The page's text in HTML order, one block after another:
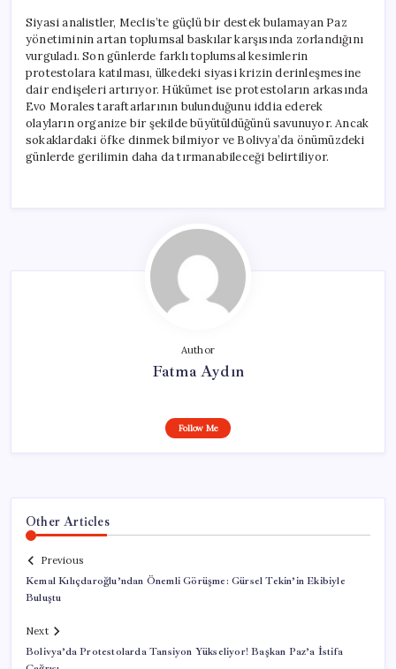
Siyasi analistler, Meclis’te güçlü bir destek bulamayan Paz
yönetiminin artan toplumsal baskılar karşısında zorlandığını
vurguladı. Son günlerde farklı toplumsal kesimlerin
protestolara katılması, ülkedeki siyasi krizin derinleşmesine
dair endişeleri artırıyor. Hükümet ise protestoların arkasında
Evo Morales taraftarlarının bulunduğunu iddia ederek
olayların organize bir şekilde büyütüldüğünü savunuyor. Ancak
sokaklardaki öfke dinmek bilmiyor ve Bolivya’da önümüzdeki
günlerde gerilimin daha da tırmanabileceği belirtiliyor.
Author
Fatma Aydın
Follow Me
Other Articles
Previous
Kemal Kılıçdaroğlu’ndan Önemli Görüşme: Gürsel Tekin’in Ekibiyle
Buluştu
Next
Bolivya’da Protestolarda Tansiyon Yükseliyor! Başkan Paz’a İstifa